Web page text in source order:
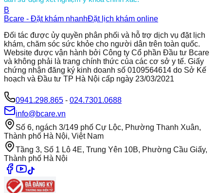
B
Bcare - Đặt khám nhanhĐặt lịch khám online
Đối tác được ủy quyền phân phối và hỗ trợ dịch vụ đặt lịch
khám, chăm sóc sức khỏe cho người dân trên toàn quốc.
Website được vận hành bởi Công ty Cổ phần Đầu tư Bcare
và không phải là trang chính thức của các cơ sở y tế. Giấy
chứng nhận đăng ký kinh doanh số 0109564614 do Sở Kế
hoạch và Đầu tư TP Hà Nội cấp ngày 23/03/2021
0941.298.865 - 024.7301.0688
info@bcare.vn
Số 6, ngách 3/149 phố Cự Lộc, Phường Thanh Xuân,
Thành phố Hà Nội, Việt Nam
Tầng 3, Số 1 Lô 4E, Trung Yên 10B, Phường Cầu Giấy,
Thành phố Hà Nội